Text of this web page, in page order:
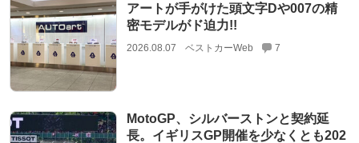
アートが手がけた頭文字Dや007の精
密モデルがド迫力!!
2026.08.07 ベストカーWeb 7
MotoGP、シルバーストンと契約延
長。イギリスGP開催を少なくとも202